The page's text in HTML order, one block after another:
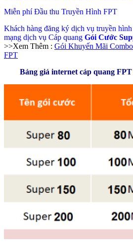
Miễn phí Đầu thu Truyền Hình FPT
Khách hàng đăng ký dịch vụ truyền
mạng dịch vụ Cáp quang Gói Cước
>>Xem Thêm : Gói Khuyến Mãi
FPT
Bảng giá internet cáp quang